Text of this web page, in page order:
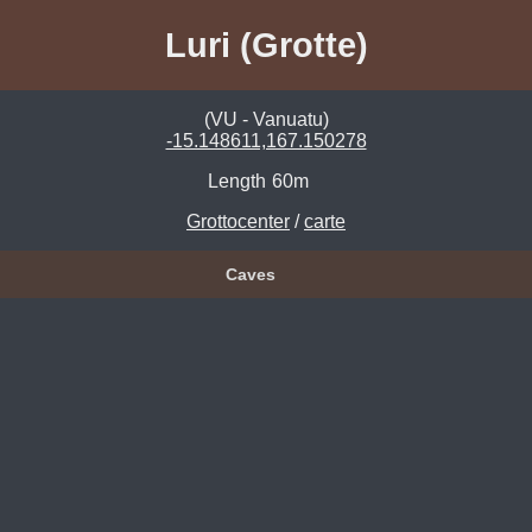
Luri (Grotte)
(VU - Vanuatu)
-15.148611,167.150278
Length 60m
Grottocenter /carte
Caves